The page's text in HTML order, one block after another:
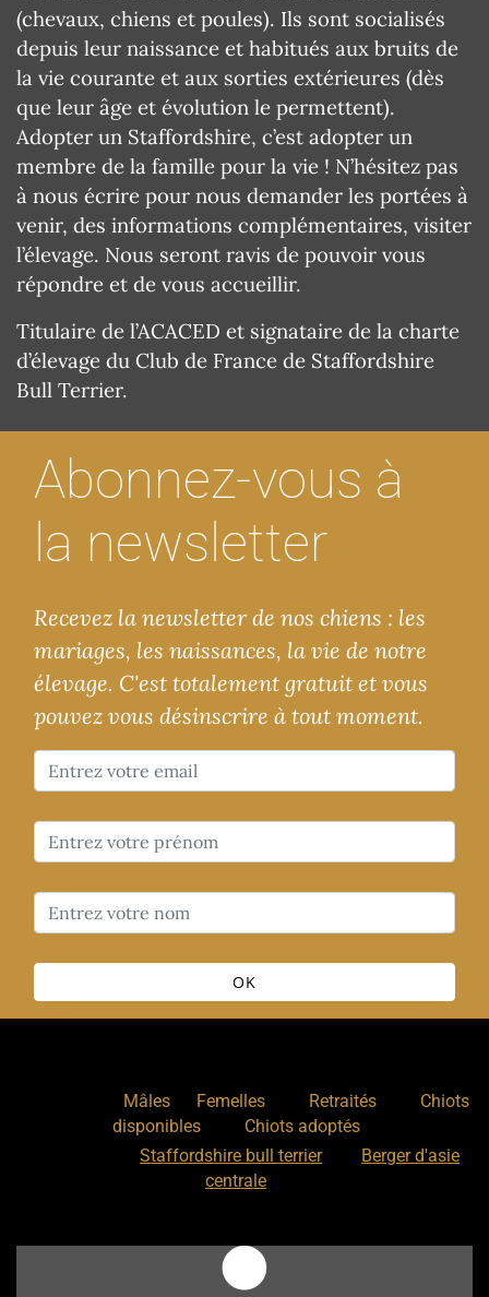
(chevaux, chiens et poules). Ils sont socialisés
depuis leur naissance et habitués aux bruits de
la vie courante et aux sorties extérieures (dès
que leur âge et évolution le permettent).
Adopter un Staffordshire, c’est adopter un
membre de la famille pour la vie ! N’hésitez pas
à nous écrire pour nous demander les portées à
venir, des informations complémentaires, visiter
l’élevage. Nous seront ravis de pouvoir vous
répondre et de vous accueillir.
Titulaire de l’ACACED et signataire de la charte
d’élevage du Club de France de Staffordshire
Bull Terrier.
Abonnez-vous à
la newsletter
Recevez la newsletter de nos chiens : les
mariages, les naissances, la vie de notre
élevage. C'est totalement gratuit et vous
pouvez vous désinscrire à tout moment.
OK
Mâles, Femelles Retraités
Chiots
disponibles
Chiots adoptés
Staffordshire bull terrier
Berger d'asie
centrale